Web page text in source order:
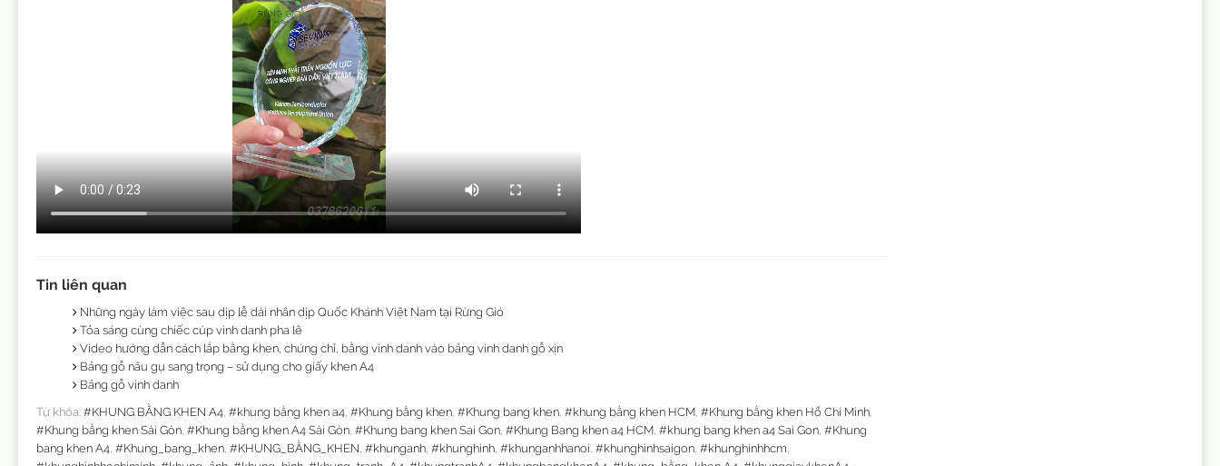
Tin liên quan
Những ngày làm việc sau dịp lễ dài nhân dịp Quốc Khánh Việt Nam tại Rừng Gió
Tỏa sáng cùng chiếc cúp vinh danh pha lê
Video hướng dẫn cách lắp bằng khen, chứng chỉ, bằng vinh danh vào bảng vinh danh gỗ xịn
Bảng gỗ nâu gụ sang trọng – sử dụng cho giấy khen A4
Bảng gỗ vinh danh
Từ khóa:#KHUNG BẰNG KHEN A4, #khung bằng khen a4, #Khung bằng khen, #Khung bang khen, #khung bằng khen HCM, #Khung bằng khen Hồ Chí Minh,
#Khung bằng khen Sài Gòn, #Khung bằng khen A4 Sài Gòn, #Khung bang khen Sai Gon, #Khung Bang khen a4 HCM, #khung bang khen a4 Sai Gon, #Khung
bang khen A4, #Khung_bang_khen, #KHUNG_BẰNG_KHEN, #khunganh, #khunghinh, #khunganhhanoi, #khunghinhsaigon, #khunghinhhcm,